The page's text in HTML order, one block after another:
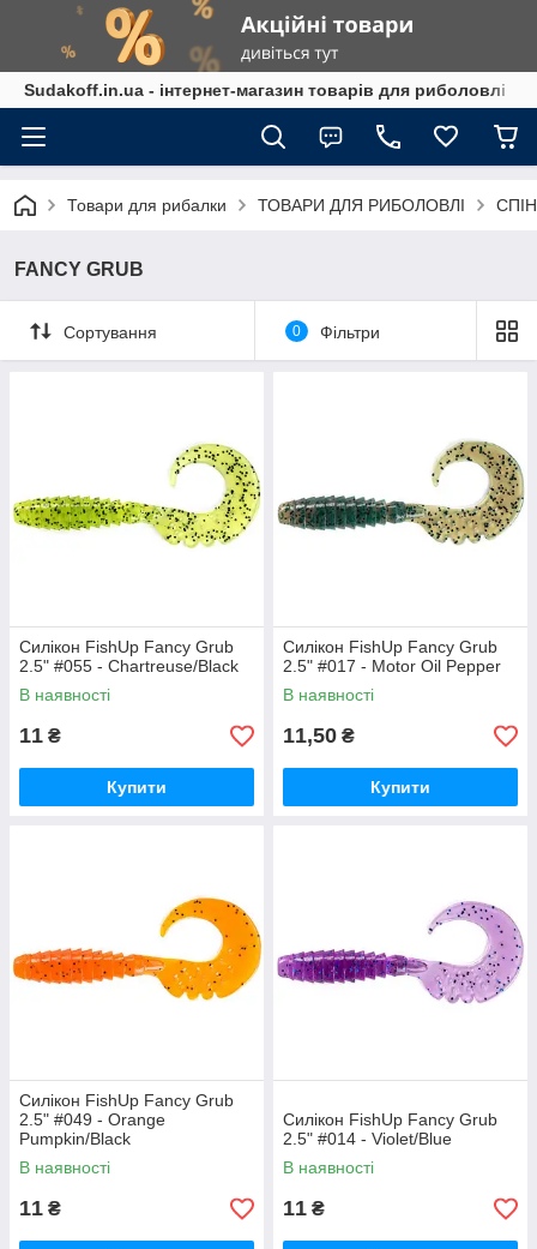
Sudakoff.in.ua - інтернет-магазин товарів для риболовлі
Товари для рибалки ТОВАРИ ДЛЯ РИБОЛОВЛІ
FANCY GRUB
Сортування 0 Фільтри
Силікон FishUp Fancy Grub
2.5" #055 - Chartreuse/Black
В наявності
11 ₴
Купити
Силікон FishUp Fancy Grub
2.5" #017 - Motor Oil Pepper
В наявності
11,50 ₴
Купити
Силікон FishUp Fancy Grub
2.5" #049 - Orange
Pumpkin/Black
В наявності
11 ₴
Силікон FishUp Fancy Grub
2.5" #014 - Violet/Blue
В наявності
11 ₴